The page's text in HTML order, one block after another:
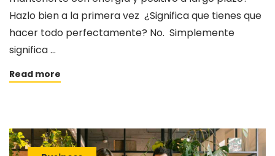
Hazlo bien a la primera vez ¿Significa que tienes que
hacer todo perfectamente? No. Simplemente
significa …
Read more